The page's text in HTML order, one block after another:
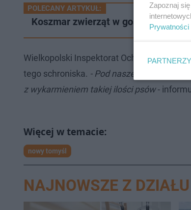
POLECANY ARTYKUŁ:
Koszmar zwierząt w gospodarstwie
Wielkopolski Inspektorat Ochrony
tego schroniska. - Pod nasze skrzydła
z wykarmieniem takiej ilości psów-
nowy tomyśl
NAJNOWSZE Z
Zapoznaj
Prywatności
PARTNERZY